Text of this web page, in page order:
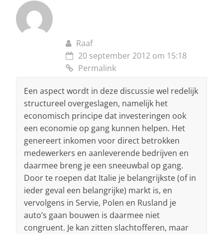
Raaf
20 september 2012 om 15:18
Permalink
Een aspect wordt in deze discussie wel redelijk
structureel overgeslagen, namelijk het
economisch principe dat investeringen ook
een economie op gang kunnen helpen. Het
genereert inkomen voor direct betrokken
medewerkers en aanleverende bedrijven en
daarmee breng je een sneeuwbal op gang.
Door te roepen dat Italie je belangrijkste (of in
ieder geval een belangrijke) markt is, en
vervolgens in Servie, Polen en Rusland je
auto’s gaan bouwen is daarmee niet
congruent. Je kan zitten slachtofferen, maar